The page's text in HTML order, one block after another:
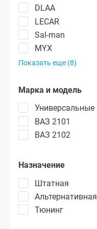
DLAA
LECAR
Sal-man
MYX
Показать еще (8)
Марка и модель
Универсальные
ВАЗ 2101
ВАЗ 2102
Назначение
Штатная
Альтернативная
Тюнинг